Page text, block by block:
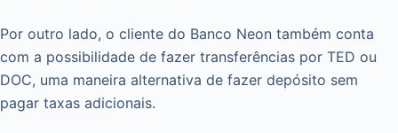
Por outro lado, o cliente do Banco Neon também conta
com a possibilidade de fazer transferências por TED ou
DOC, uma maneira alternativa de fazer depósito sem
pagar taxas adicionais.